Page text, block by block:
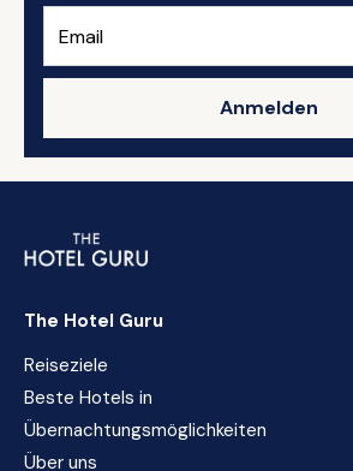
Anmelden
The Hotel Guru
Reiseziele
Beste Hotels in
Übernachtungsmöglichkeiten
Über uns